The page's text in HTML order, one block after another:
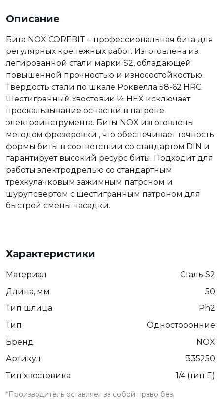
Описание
Бита NOX COREBIT – профессиональная бита для
регулярных крепежных работ. Изготовлена из
легированной стали марки S2, обладающей
повышенной прочностью и износостойкостью.
Твёрдость стали по шкале Роквелла 58-62 HRC.
Шестигранный хвостовик ¼ HEX исключает
проскальзывание оснастки в патроне
электроинструмента. Биты NOX изготовлены
методом фрезеровки , что обеспечивает точность
формы биты в соответствии со стандартом DIN и
гарантирует высокий ресурс биты. Подходит для
работы электродрелью со стандартным
трёхкулачковым зажимным патроном и
шуруповёртом с шестигранным патроном для
быстрой смены насадки.
Характеристики
Материал
Сталь S2
Длина, мм
50
Тип шлица
Ph2
Тип
Односторонние
Бренд
NOX
Артикул
335250
Тип хвостовика
1/4 (тип Е)
*Производитель оставляет за собой право без